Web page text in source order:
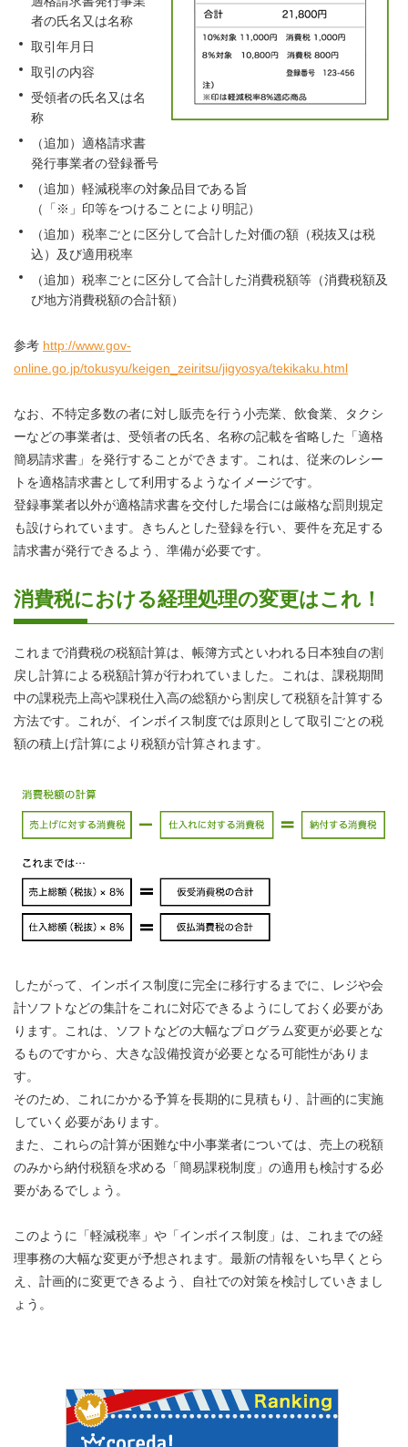
者の氏名又は名称
取引年月日
取引の内容
受領者の氏名又は名
称
（追加）適格請求書
発行事業者の登録番号
（追加）軽減税率の対象品目である旨
（「※」印等をつけることにより明記）
（追加）税率ごとに区分して合計した対価の額（税抜又は税
込）及び適用税率
（追加）税率ごとに区分して合計した消費税額等（消費税額及
び地方消費税額の合計額）
参考 http://www.gov-
online.go.jp/tokusyu/keigen_zeiritsu/jigyosya/tekikaku.html
なお、不特定多数の者に対し販売を行う小売業、飲食業、タクシ
ーなどの事業者は、受領者の氏名、名称の記載を省略した「適格
簡易請求書」を発行することができます。これは、従来のレシー
トを適格請求書として利用するようなイメージです。
登録事業者以外が適格請求書を交付した場合には厳格な罰則規定
も設けられています。きちんとした登録を行い、要件を充足する
請求書が発行できるよう、準備が必要です。
消費税における経理処理の変更はこれ！
これまで消費税の税額計算は、帳簿方式といわれる日本独自の割
戻し計算による税額計算が行われていました。これは、課税期間
中の課税売上高や課税仕入高の総額から割戻して税額を計算する
方法です。これが、インボイス制度では原則として取引ごとの税
額の積上げ計算により税額が計算されます。
したがって、インボイス制度に完全に移行するまでに、レジや会
計ソフトなどの集計をこれに対応できるようにしておく必要があ
ります。これは、ソフトなどの大幅なプログラム変更が必要とな
るものですから、大きな設備投資が必要となる可能性がありま
す。
そのため、これにかかる予算を長期的に見積もり、計画的に実施
していく必要があります。
また、これらの計算が困難な中小事業者については、売上の税額
のみから納付税額を求める「簡易課税制度」の適用も検討する必
要があるでしょう。
このように「軽減税率」や「インボイス制度」は、これまでの経
理事務の大幅な変更が予想されます。最新の情報をいち早くとら
え、計画的に変更できるよう、自社での対策を検討していきまし
ょう。